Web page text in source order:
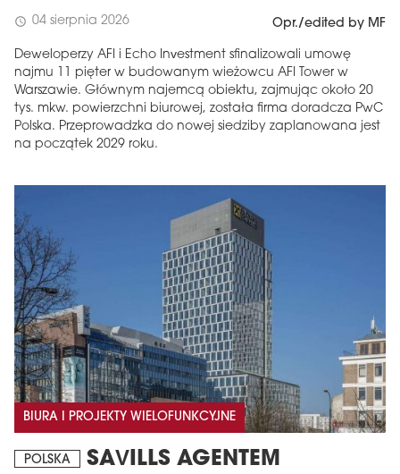
schedule 04 sierpnia 2026 Opr./edited by MF
Deweloperzy AFI i Echo Investment sfinalizowali umowę
najmu 11 pięter w budowanym wieżowcu AFI Tower w
Warszawie. Głównym najemcą obiektu, zajmując około 20
tys. mkw. powierzchni biurowej, została firma doradcza PwC
Polska. Przeprowadzka do nowej siedziby zaplanowana jest
na początek 2029 roku.
BIURA I PROJEKTY WIELOFUNKCYJNE
POLSKA
SAVILLS AGENTEM